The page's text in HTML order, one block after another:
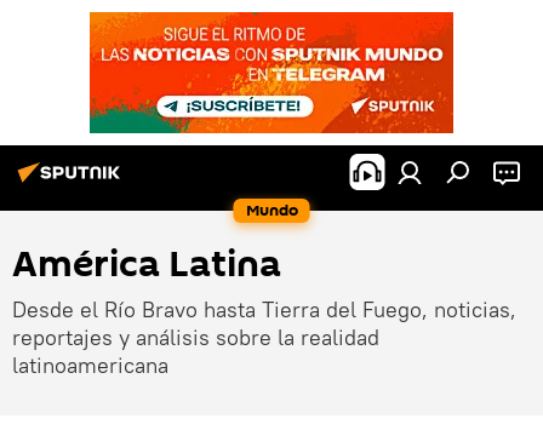
Mundo
América Latina
Desde el Río Bravo hasta Tierra del Fuego, noticias,
reportajes y análisis sobre la realidad
latinoamericana